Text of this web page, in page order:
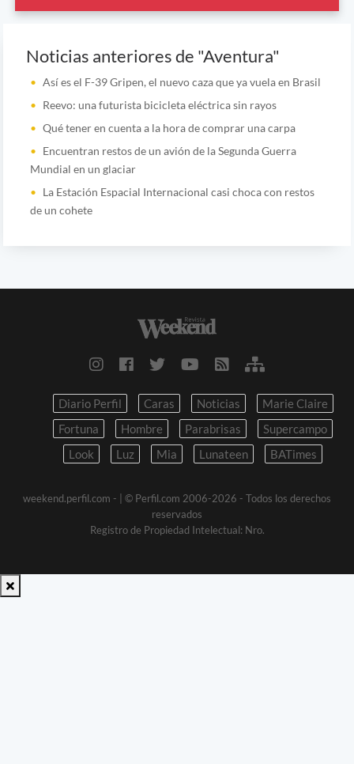
Noticias anteriores de "Aventura"
Así es el F-39 Gripen, el nuevo caza que ya vuela en Brasil
Reevo: una futurista bicicleta eléctrica sin rayos
Qué tener en cuenta a la hora de comprar una carpa
Encuentran restos de un avión de la Segunda Guerra
Mundial en un glaciar
La Estación Espacial Internacional casi choca con restos
de un cohete
Diario Perfil Caras Noticias
Marie Claire
Fortuna
Hombre Parabrisas
Supercampo
Look
Luz Mia Lunateen BATimes
weekend.perfil.com -
| © Perfil.com 2006-2026 - Todos los derechos
reservados
Registro de Propiedad Intelectual: Nro.